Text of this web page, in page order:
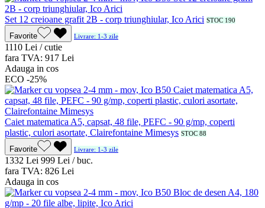
Set 12 creioane grafit 2B - corp triunghiular, Ico Arici STOC 190
Favorite Livrare: 1-3 zile
1110 Lei / cutie
fara TVA: 917 Lei
Adauga in cos
ECO -25%
Caiet matematica A5, capsat, 48 file, PEFC - 90 g/mp, coperti
plastic, culori asortate, Clairefontaine Mimesys STOC 88
Favorite Livrare: 1-3 zile
1332 Lei 999 Lei / buc.
fara TVA: 826 Lei
Adauga in cos